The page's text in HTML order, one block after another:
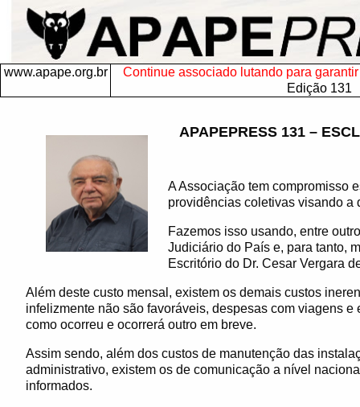
www.apape.org.br
Continue associado lutando para
Edição 131
APAPEPRESS 131 –
A Associação tem compromisso
providências coletivas visando a
Fazemos isso usando, entre
Judiciário do País e, para tanto,
Escritório do Dr. Cesar Vergara
Além deste custo mensal, existem os demais custos
infelizmente não são favoráveis, despesas com viagens
como ocorreu e ocorrerá outro em breve.
Assim sendo, além dos custos de manutenção das
administrativo, existem os de comunicação a nível
informados.